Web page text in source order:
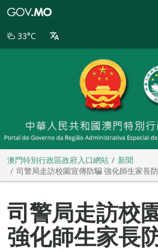
別
33°C
澳門特別行政區政府入口網站
新聞
司警局走訪校園宣傳防騙 強化師生家長
司警局走訪校
強化師生家長